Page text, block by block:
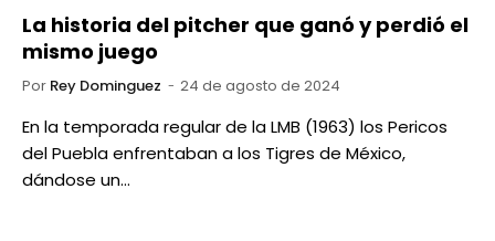
La historia del pitcher que ganó y perdió el
mismo juego
Por Rey Dominguez 24 de agosto de 2024
En la temporada regular de la LMB (1963) los Pericos
del Puebla enfrentaban a los Tigres de México,
dándose un…